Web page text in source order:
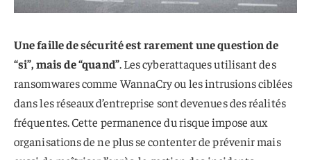
Une faille de sécurité est rarement une question de
“si”, mais de “quand”. Les cyberattaques utilisant des
ransomwares comme WannaCry ou les intrusions ciblées
dans les réseaux d’entreprise sont devenues des réalités
fréquentes. Cette permanence du risque impose aux
organisations de ne plus se contenter de prévenir mais